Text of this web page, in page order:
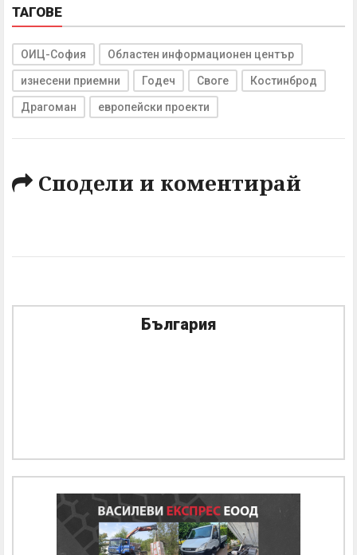
ТАГОВЕ
ОИЦ-София Областен информационен център
изнесени приемни Годеч Своге Костинброд
Драгоман европейски проекти
Сподели и коментирай
България